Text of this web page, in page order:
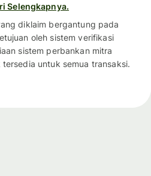
Selengkapnya.
diklaim bergantung pada
oleh sistem verifikasi
sistem perbankan mitra
untuk semua transaksi.